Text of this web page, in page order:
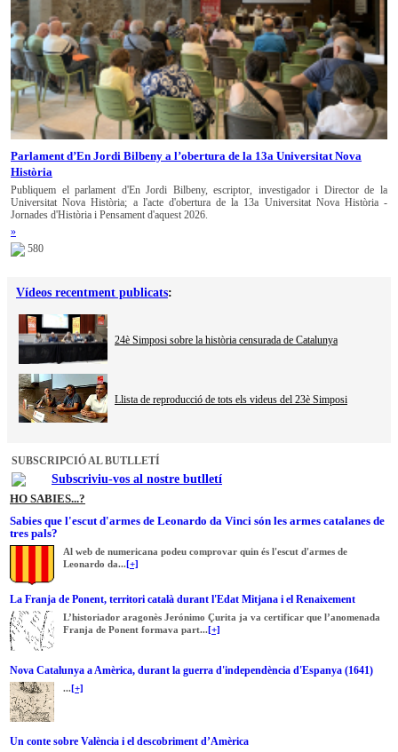
Parlament d’En Jordi Bilbeny a l’obertura de la 13a Universitat Nova
Història
Publiquem el parlament d'En Jordi Bilbeny, escriptor, investigador i Director de la
Universitat Nova Història; a l'acte d'obertura de la 13a Universitat Nova Història -
Jornades d'Història i Pensament d'aquest 2026.
»
580
Vídeos recentment publicats:
24è Simposi sobre la història censurada de Catalunya
Llista de reproducció de tots els videus del 23è Simposi
SUBSCRIPCIÓ AL BUTLLETÍ
Subscriviu-vos al nostre butlletí
HO SABIES...?
Sabies que l'escut d'armes de Leonardo da Vinci són les armes catalanes de
tres pals?
Al web de numericana podeu comprovar quin és l'escut d'armes de
Leonardo da...[+]
La Franja de Ponent, territori català durant l'Edat Mitjana i el Renaixement
L’historiador aragonès Jerónimo Çurita ja va certificar que l’anomenada
Franja de Ponent formava part...[+]
Nova Catalunya a Amèrica, durant la guerra d'independència d'Espanya (1641)
...[+]
Un conte sobre València i el descobriment d’Amèrica